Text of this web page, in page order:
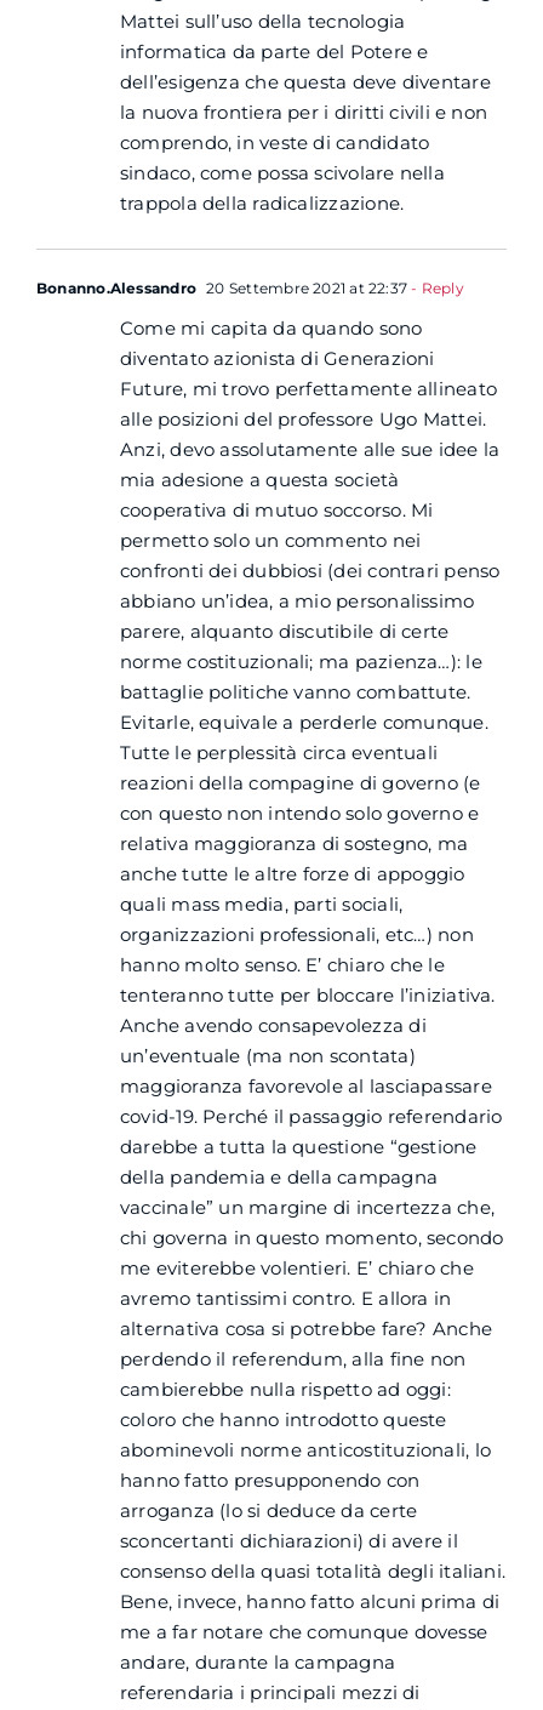
Mattei sull’uso della tecnologia
informatica da parte del Potere e
dell’esigenza che questa deve diventare
la nuova frontiera per i diritti civili e non
comprendo, in veste di candidato
sindaco, come possa scivolare nella
trappola della radicalizzazione.
Bonanno.Alessandro 20 Settembre 2021 at 22:37 - Reply
Come mi capita da quando sono
diventato azionista di Generazioni
Future, mi trovo perfettamente allineato
alle posizioni del professore Ugo Mattei.
Anzi, devo assolutamente alle sue idee la
mia adesione a questa società
cooperativa di mutuo soccorso. Mi
permetto solo un commento nei
confronti dei dubbiosi (dei contrari penso
abbiano un’idea, a mio personalissimo
parere, alquanto discutibile di certe
norme costituzionali; ma pazienza…): le
battaglie politiche vanno combattute.
Evitarle, equivale a perderle comunque.
Tutte le perplessità circa eventuali
reazioni della compagine di governo (e
con questo non intendo solo governo e
relativa maggioranza di sostegno, ma
anche tutte le altre forze di appoggio
quali mass media, parti sociali,
organizzazioni professionali, etc…) non
hanno molto senso. E’ chiaro che le
tenteranno tutte per bloccare l’iniziativa.
Anche avendo consapevolezza di
un’eventuale (ma non scontata)
maggioranza favorevole al lasciapassare
covid-19. Perché il passaggio referendario
darebbe a tutta la questione “gestione
della pandemia e della campagna
vaccinale” un margine di incertezza che,
chi governa in questo momento, secondo
me eviterebbe volentieri. E’ chiaro che
avremo tantissimi contro. E allora in
alternativa cosa si potrebbe fare? Anche
perdendo il referendum, alla fine non
cambierebbe nulla rispetto ad oggi:
coloro che hanno introdotto queste
abominevoli norme anticostituzionali, lo
hanno fatto presupponendo con
arroganza (lo si deduce da certe
sconcertanti dichiarazioni) di avere il
consenso della quasi totalità degli italiani.
Bene, invece, hanno fatto alcuni prima di
me a far notare che comunque dovesse
andare, durante la campagna
referendaria i principali mezzi di